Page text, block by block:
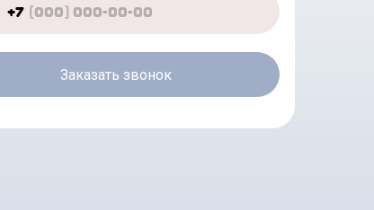
+7
Заказать звонок